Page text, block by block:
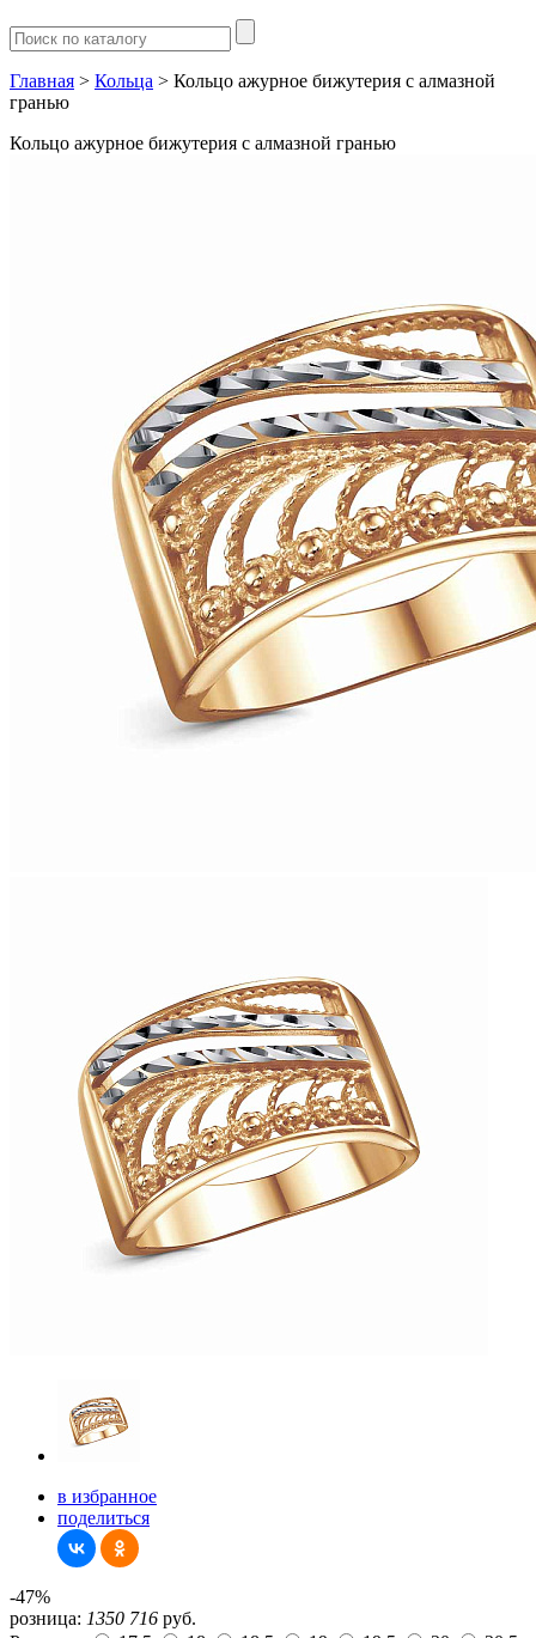
Главная > Кольца > Кольцо ажурное бижутерия с алмазной
гранью
Кольцо ажурное бижутерия с алмазной гранью
в избранное
поделиться
-47%
розница: 1350 716 руб.